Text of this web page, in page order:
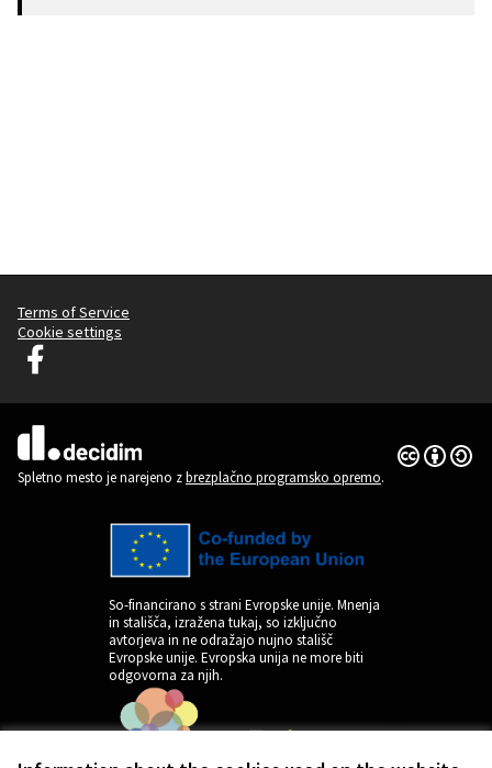
Terms of Service
Cookie settings
Decidim Ljubljana na Facebooku
(Zunanja povezava)
Spletno mesto je narejeno zbrezplačno programsko opremo.
Dovoljenja
(Zunanja
So-financirano s strani Evropske unije. Mnenja
in stališča, izražena tukaj, so izključno
avtorjeva in ne odražajo nujno stališč
Evropske unije. Evropska unija ne more biti
odgovorna za njih.